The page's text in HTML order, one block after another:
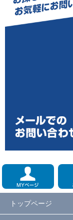
トップページ